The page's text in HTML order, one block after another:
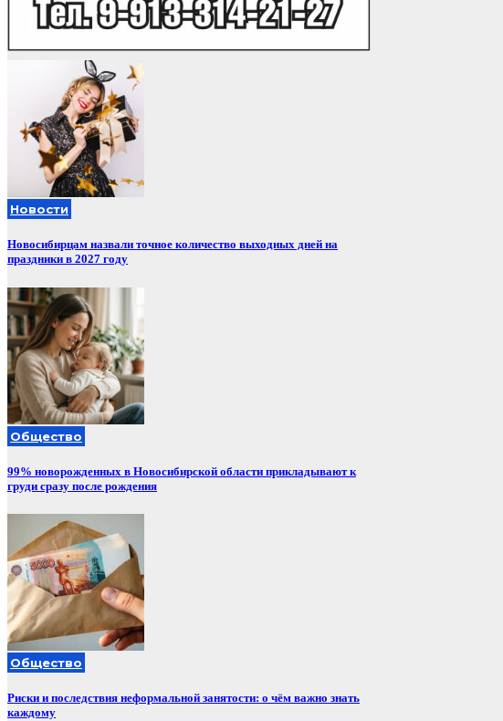
Новости
Новосибирцам назвали точное количество выходных дней на
праздники в 2027 году
Общество
99% новорожденных в Новосибирской области прикладывают к
груди сразу после рождения
Общество
Риски и последствия неформальной занятости: о чём важно знать
каждому